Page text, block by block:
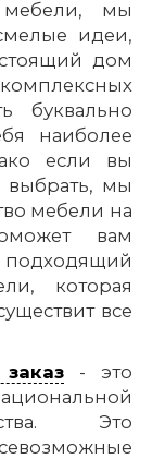
мебели, мы
идеи,
дом
буквально
наиболее
если вы
выбрать, мы
мебели на
вам
которая
все
- это
Это